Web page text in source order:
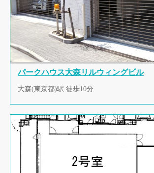
パークハウス大森リルウィングビル
大森(東京都)駅 徒歩10分